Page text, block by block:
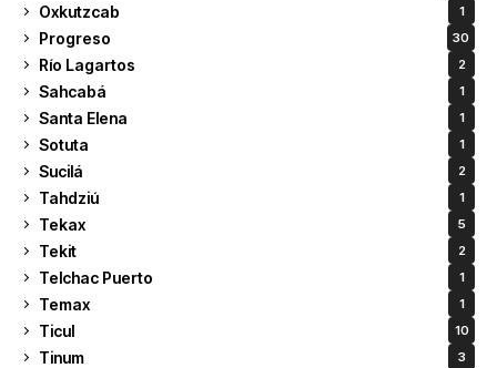
Oxkutzcab 1
Progreso 30
Río Lagartos 2
Sahcabá 1
Santa Elena 1
Sotuta 1
Sucilá 2
Tahdziú 1
Tekax 5
Tekit 2
Telchac Puerto 1
Temax 1
Ticul 10
Tinum 3